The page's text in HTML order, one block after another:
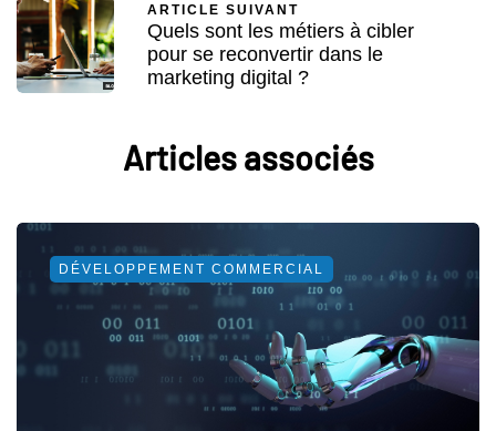
ARTICLE SUIVANT
Quels sont les métiers à cibler
pour se reconvertir dans le
marketing digital ?
Articles associés
DÉVELOPPEMENT COMMERCIAL